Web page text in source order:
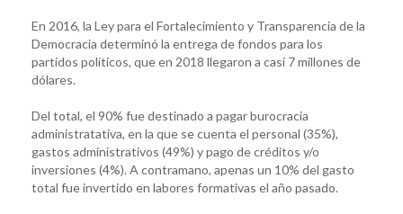
En 2016, la Ley para el Fortalecimiento y Transparencia de la
Democracia determinó la entrega de fondos para los
partidos políticos, que en 2018 llegaron a casi 7 millones de
dólares.
Del total, el 90% fue destinado a pagar burocracia
administratativa, en la que se cuenta el personal (35%),
gastos administrativos (49%) y pago de créditos y/o
inversiones (4%). A contramano, apenas un 10% del gasto
total fue invertido en labores formativas el año pasado.